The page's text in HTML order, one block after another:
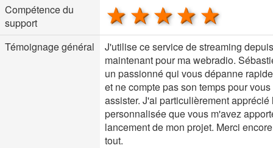
Compétence du
support
4 stars
3 stars
2 stars
1 star
Témoignage général
J'utilise ce service de streaming
maintenant pour ma webradio.
un passionné qui vous dépanne
et ne compte pas son temps pour vous
assister. J'ai particulièrement apprécié
personnalisée que vous m'avez
lancement de mon projet. Merci
tout.